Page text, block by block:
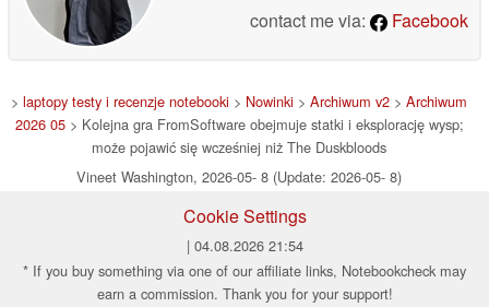
contact me via:
Facebook
> laptopy testy i recenzje notebooki > Nowinki > Archiwum v2 > Archiwum
2026 05> Kolejna gra FromSoftware obejmuje statki i eksplorację wysp;
może pojawić się wcześniej niż The Duskbloods
Vineet Washington, 2026-05- 8 (Update: 2026-05- 8)
Cookie Settings
| 04.08.2026 21:54
* If you buy something via one of our affiliate links, Notebookcheck may
earn a commission. Thank you for your support!